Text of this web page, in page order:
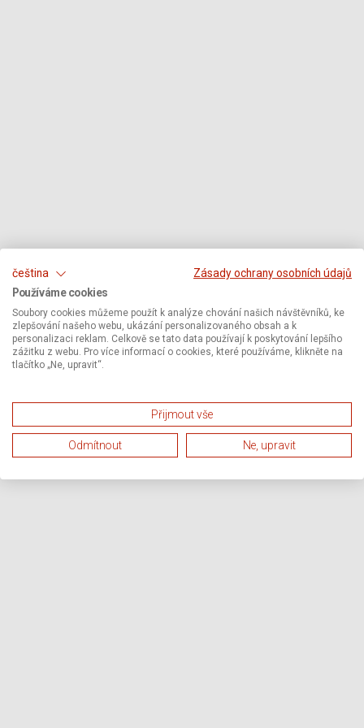
čeština
Zásady ochrany osobních údajů
Používáme cookies
Soubory cookies můžeme použít k analýze chování našich návštěvníků, ke
zlepšování našeho webu, ukázání personalizovaného obsah a k
personalizaci reklam. Celkově se tato data používají k poskytování lepšího
zážitku z webu. Pro více informací o cookies, které používáme, klikněte na
tlačítko „Ne, upravit“.
Přijmout vše
Odmítnout Ne, upravit